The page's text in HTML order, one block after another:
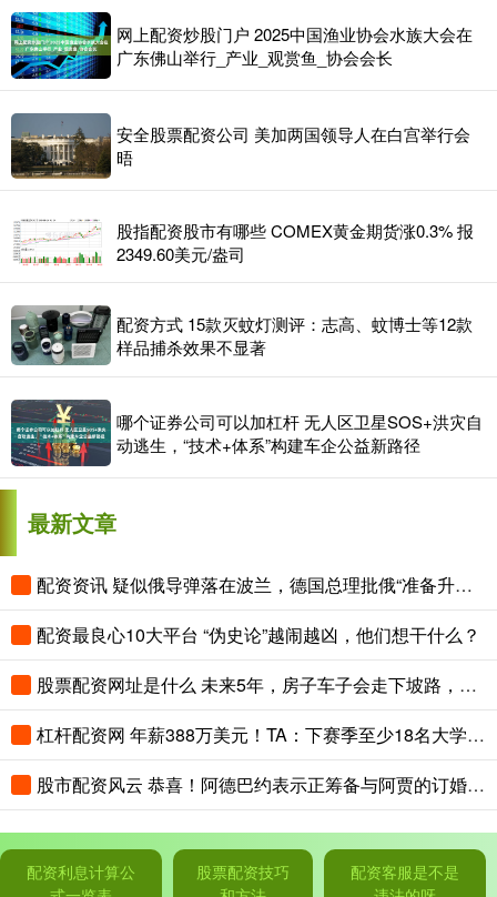
网上配资炒股门户 2025中国渔业协会水族大会在
广东佛山举行_产业_观赏鱼_协会会长
安全股票配资公司 美加两国领导人在白宫举行会
晤
股指配资股市有哪些 COMEX黄金期货涨0.3% 报
2349.60美元/盎司
配资方式 15款灭蚊灯测评：志高、蚊博士等12款
样品捕杀效果不显著
哪个证券公司可以加杠杆 无人区卫星SOS+洪灾自
动逃生，“技术+体系”构建车企公益新路径
最新文章
配资资讯 疑似俄导弹落在波兰，德国总理批俄“准备升级冲突”
配资最良心10大平台 “伪史论”越闹越凶，他们想干什么？
股票配资网址是什么 未来5年，房子车子会走下坡路，真正值钱的，就是这“3样东西”
杠杆配资网 年薪388万美元！TA：下赛季至少18名大学男篮球员收入超詹姆斯
股市配资风云 恭喜！阿德巴约表示正筹备与阿贾的订婚 两人关系得到老丈人认可
配资利息计算公
股票配资技巧
配资客服是不是